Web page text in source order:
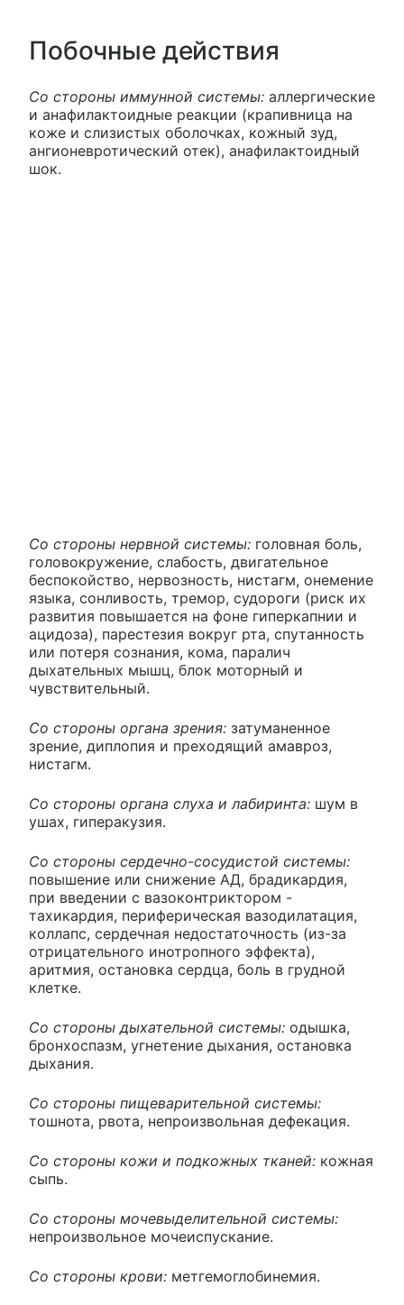
Побочные действия
Со стороны иммунной системы: аллергические
и анафилактоидные реакции (крапивница на
коже и слизистых оболочках, кожный зуд,
ангионевротический отек), анафилактоидный
шок.
Со стороны нервной системы: головная боль,
головокружение, слабость, двигательное
беспокойство, нервозность, нистагм, онемение
языка, сонливость, тремор, судороги (риск их
развития повышается на фоне гиперкапнии и
ацидоза), парестезия вокруг рта, спутанность
или потеря сознания, кома, паралич
дыхательных мышц, блок моторный и
чувствительный.
Со стороны органа зрения: затуманенное
зрение, диплопия и преходящий амавроз,
нистагм.
Со стороны органа слуха и лабиринта: шум в
ушах, гиперакузия.
Со стороны сердечно-сосудистой системы:
повышение или снижение АД, брадикардия,
при введении с вазоконтриктором -
тахикардия, периферическая вазодилатация,
коллапс, сердечная недостаточность (из-за
отрицательного инотропного эффекта),
аритмия, остановка сердца, боль в грудной
клетке.
Со стороны дыхательной системы: одышка,
бронхоспазм, угнетение дыхания, остановка
дыхания.
Со стороны пищеварительной системы:
тошнота, рвота, непроизвольная дефекация.
Со стороны кожи и подкожных тканей: кожная
сыпь.
Со стороны мочевыделительной системы:
непроизвольное мочеиспускание.
Со стороны крови: метгемоглобинемия.